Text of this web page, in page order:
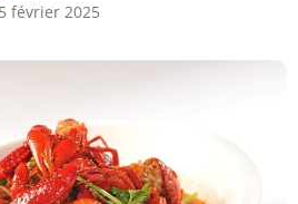
5 février 2025